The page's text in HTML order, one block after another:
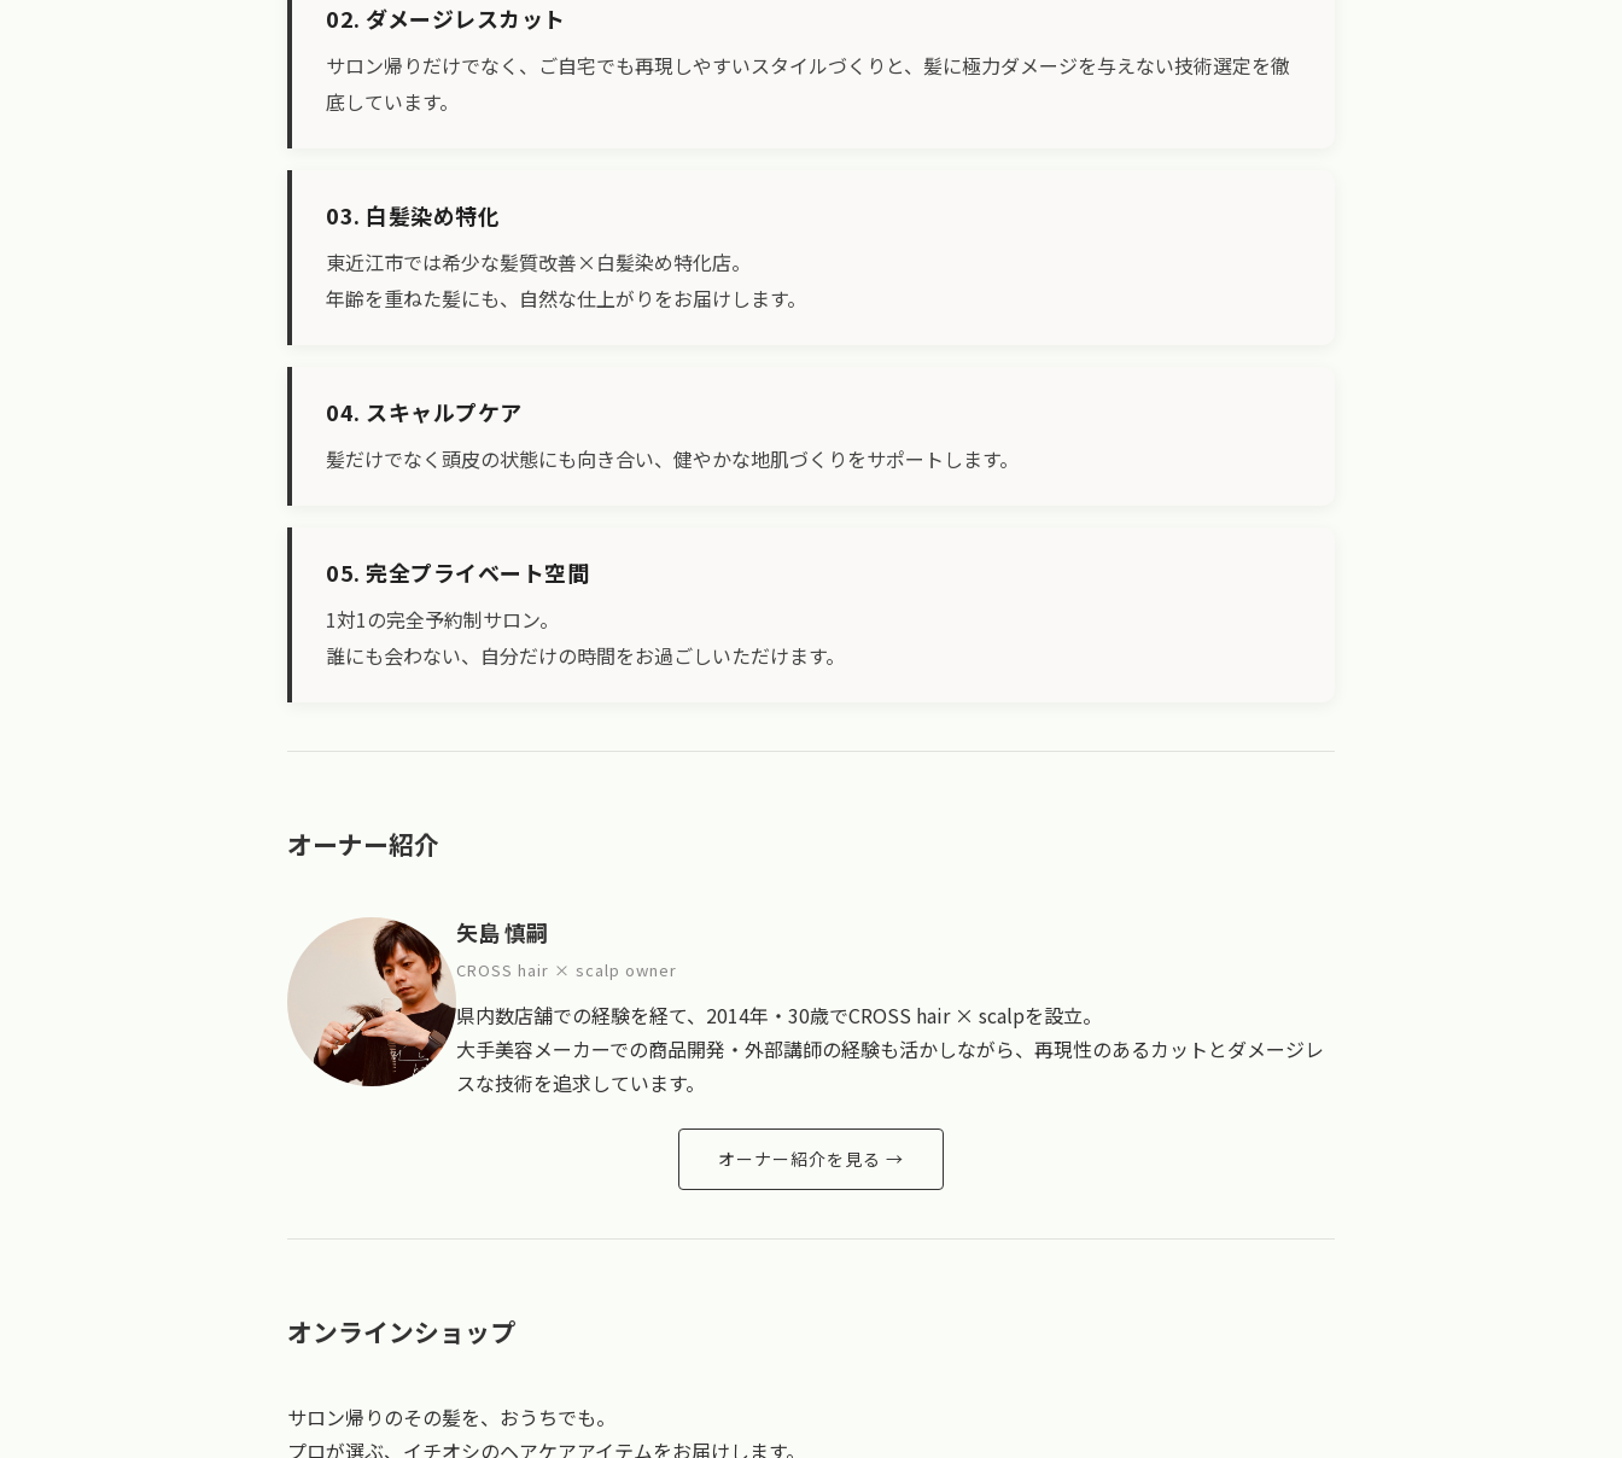
02. ダメージレスカット
サロン帰りだけでなく、ご自宅でも再現しやすいスタイルづくりと、髪に極力ダメージを与えない技術選定を徹
底しています。
03. 白髪染め特化
東近江市では希少な髪質改善×白髪染め特化店。
年齢を重ねた髪にも、自然な仕上がりをお届けします。
04. スキャルプケア
髪だけでなく頭皮の状態にも向き合い、健やかな地肌づくりをサポートします。
05. 完全プライベート空間
1対1の完全予約制サロン。
誰にも会わない、自分だけの時間をお過ごしいただけます。
オーナー紹介
矢島 慎嗣
CROSS hair × scalp owner
県内数店舗での経験を経て、2014年・30歳でCROSS hair × scalpを設立。
大手美容メーカーでの商品開発・外部講師の経験も活かしながら、再現性のあるカットとダメージレ
スな技術を追求しています。
オーナー紹介を見る →
オンラインショップ
サロン帰りのその髪を、おうちでも。
プロが選ぶ、イチオシのヘアケアアイテムをお届けします。